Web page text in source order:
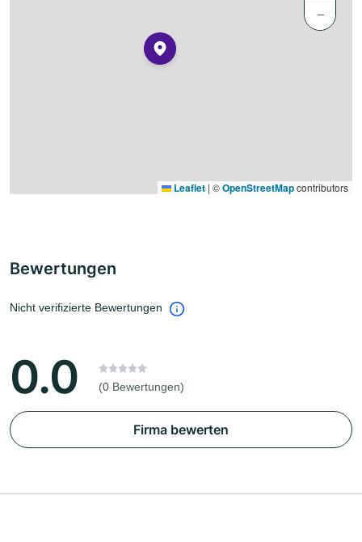
−
Leaflet | ©OpenStreetMapcontributors
Bewertungen
Nicht verifizierte Bewertungen
0.0 (0 Bewertungen)
Firma bewerten